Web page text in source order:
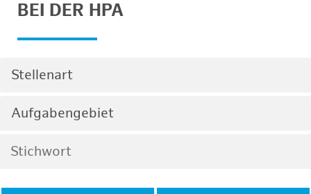
BEI DER HPA
Stellenart
Aufgabengebiet